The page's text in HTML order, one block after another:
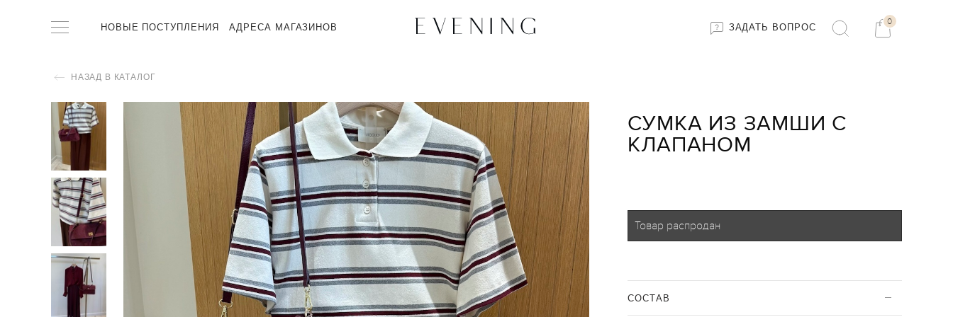
НОВЫЕ ПОСТУПЛЕНИЯ АДРЕСА МАГАЗИНОВ ЗАДАТЬ ВОПРОС
0
НАЗАД В КАТАЛОГ
СУМКА ИЗ ЗАМШИ С
КЛАПАНОМ
Товар распродан
CОСТАВ